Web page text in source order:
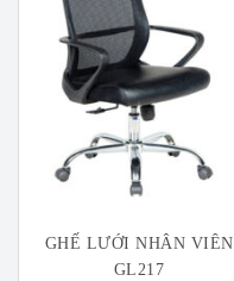
GHẾ LƯỚI NHÂN VIÊN
GL217